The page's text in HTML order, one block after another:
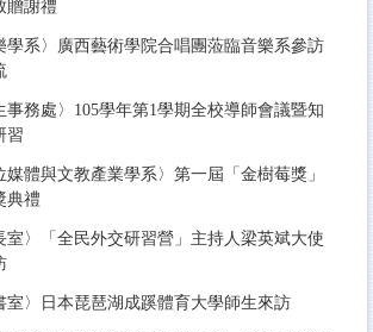
贈謝禮
學系〉廣西藝術學院合唱團蒞臨音樂系參訪
事務處〉105學年第1學期全校導師會議暨知
習
媒體與文教產業學系〉第一屆「金樹莓獎」
典禮
室〉「全民外交研習營」主持人梁英斌大使
室〉日本琵琶湖成蹊體育大學師生來訪